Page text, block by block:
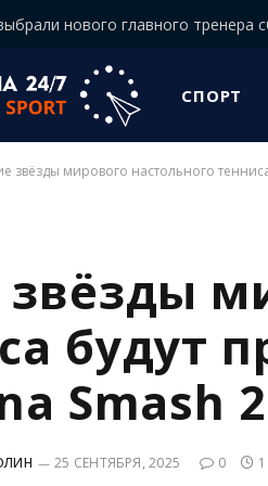
СПОРТ
звёзды мирового настольного
будут
Smash
25 СЕНТЯБРЯ, 2025 0